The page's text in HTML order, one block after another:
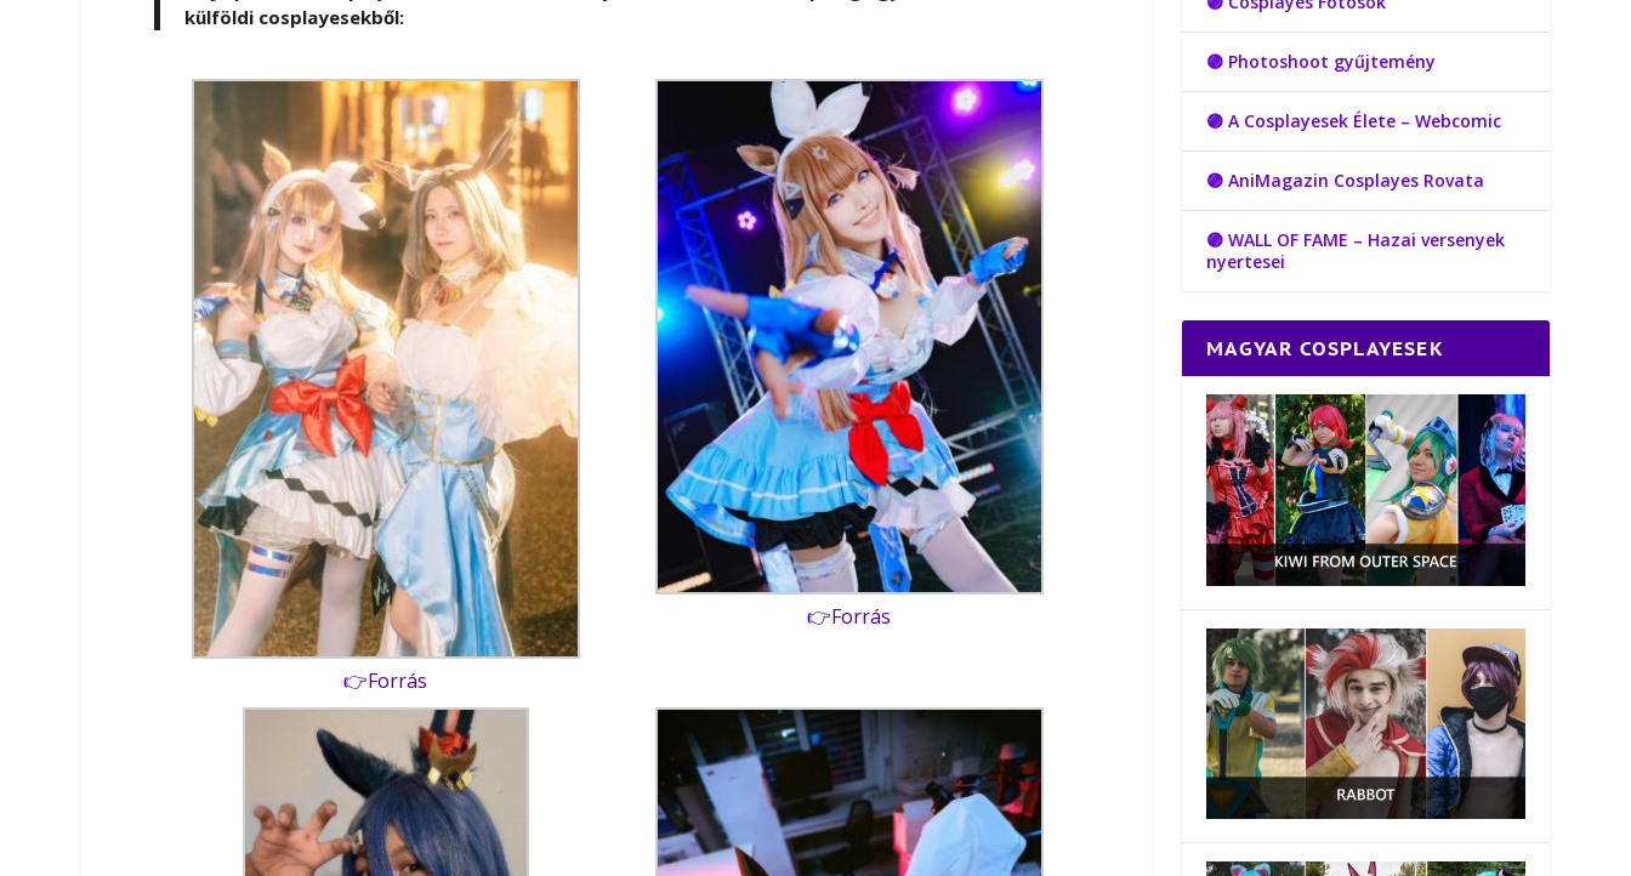
külföldi cosplayesekből:
👉Forrás
👉Forrás
🟣 Photoshoot gyűjtemény
🟣 A Cosplayesek Élete – Webcomic
🟣 AniMagazin Cosplayes Rovata
🟣 WALL OF FAME – Hazai versenyek
nyertesei
MAGYAR COSPLAYESEK